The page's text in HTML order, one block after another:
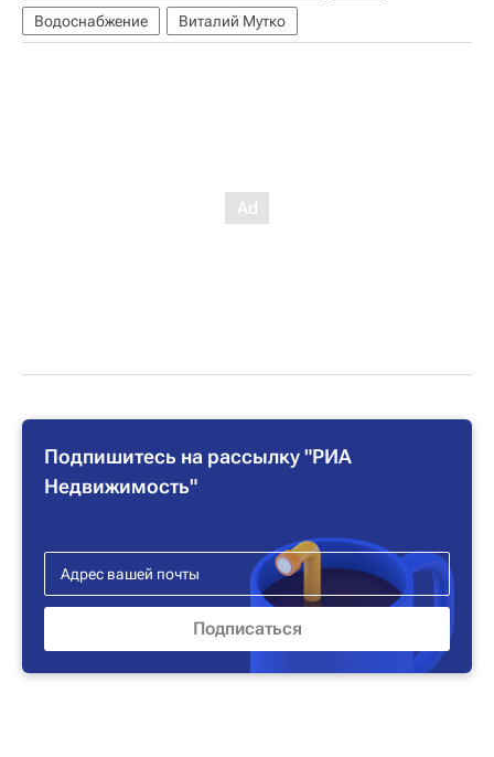
Водоснабжение
Виталий Мутко
Подпишитесь на рассылку "РИА
Недвижимость"